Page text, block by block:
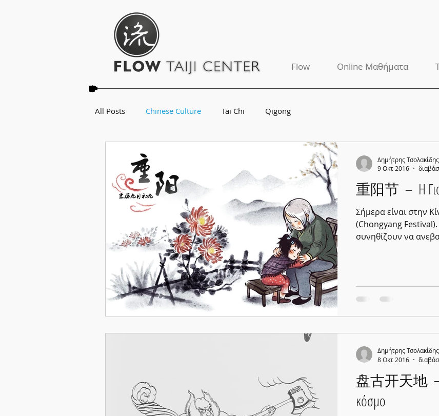
Flow Online Μαθήματα
All Posts Chinese Culture Tai Chi Qigong
重阳节 － Η
Σήμερα είναι στην
(Chongyang
συνηθίζουν να
Δημήτρης Τσολακίδης
9 Οκτ 2016
盘古开天地 －
κόσμο
Δημήτρης Τσολακίδης
8 Οκτ 2016